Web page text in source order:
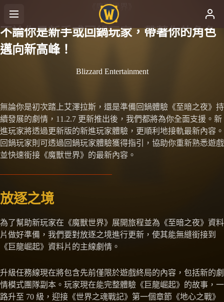
《魔獸世界》
不論你是新手或回鍋玩家，帶著你的角色
邁向新高峰！
Blizzard Entertainment
無論你是初次踏上艾澤拉斯，還是準備回鍋體驗《至暗之夜》持
續發展的劇情，11.2.7 更新推出後，我們都將為你全面支援。新
進玩家將透過更新版的新進玩家體驗，更順利地接軌最新內容。
回鍋玩家則可透過回鍋玩家體驗獲得指引，協助你重新熟悉遊戲
並快速銜接《魔獸世界》的最新內容。
放逐之境
為了幫助新玩家在《魔獸世界》展開旅程並為《至暗之夜》資料
片做好準備，我們要對放逐之境進行更新，使其能無縫銜接到
《巨龍崛起》資料片的主線劇情。
升級任務線現在將包含先前僅限於遊戲終局的內容，包括新的劇
情模式團隊副本。玩家現在能完整體驗《巨龍崛起》的故事，一
路升至 70 級，迎接《世界之魂戰記》第一個章節《地心之戰》